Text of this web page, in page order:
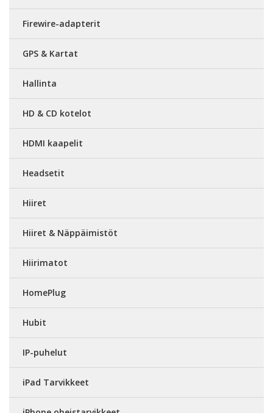
Firewire-adapterit
GPS & Kartat
Hallinta
HD & CD kotelot
HDMI kaapelit
Headsetit
Hiiret
Hiiret & Näppäimistöt
Hiirimatot
HomePlug
Hubit
IP-puhelut
iPad Tarvikkeet